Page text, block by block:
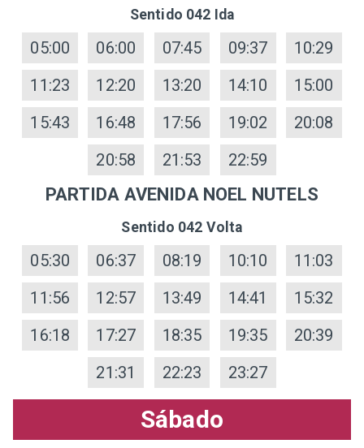
Sentido 042 Ida
05:00 06:00 07:45 09:37
10:29
11:23
12:20 13:20 14:10
15:00
15:43
16:48 17:56 19:02
20:08
20:58
21:53 22:59
PARTIDA AVENIDA NOEL NUTELS
Sentido 042 Volta
05:30 06:37 08:19 10:10
11:03
11:56
12:57 13:49 14:41
15:32
16:18
17:27 18:35 19:35
20:39
21:31
22:23 23:27
Sábado